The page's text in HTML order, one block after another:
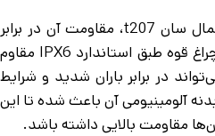
یکی از ویژگی های چراغ قوه اسمال سان t207، مقاومت آن در برابر
آب و شرایط سخت است. این چراغ قوه طبق استاندارد IPX6 مقاوم
در برابر باران شدید و شرایط
آلومینیومی آن باعث شده تا این
مقاومت بالایی داشته باشد.